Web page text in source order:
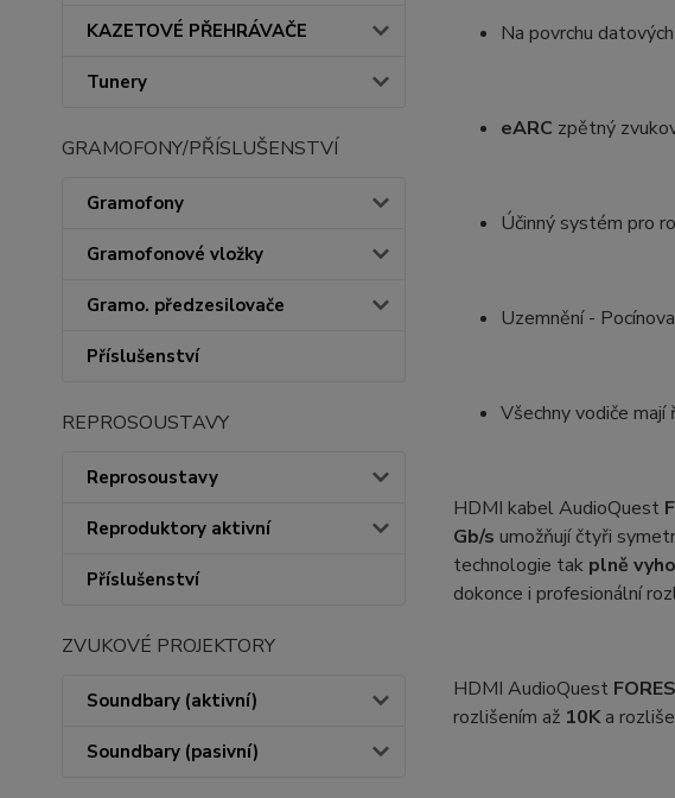
KAZETOVÉ PŘEHRÁVAČE
Tunery
GRAMOFONY/PŘÍSLUŠENSTVÍ
Gramofony
Gramofonové vložky
Gramo. předzesilovače
Příslušenství
REPROSOUSTAVY
Reprosoustavy
Reproduktory aktivní
Příslušenství
ZVUKOVÉ PROJEKTORY
Soundbary (aktivní)
Soundbary (pasivní)
Na povrchu
eARC zpětný
Účinný systém pro
Uzemnění -
Všechny vodiče mají
HDMI kabel AudioQuest
Gb/s umožňují čtyři
technologie tak plně
dokonce i profesionální
HDMI AudioQuest
rozlišením až 10Ka